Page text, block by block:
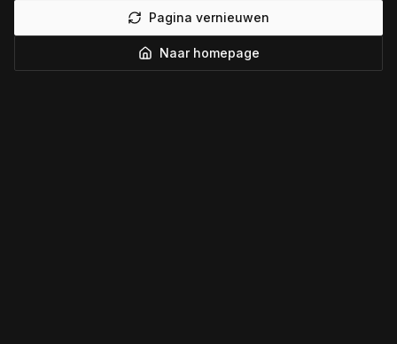
Pagina vernieuwen
Naar homepage